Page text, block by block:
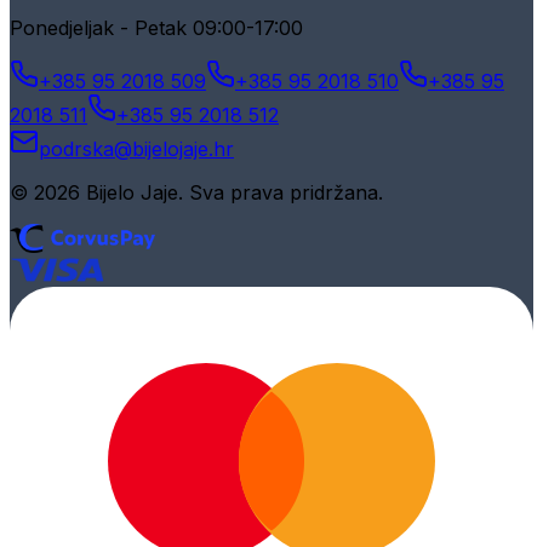
Ponedjeljak - Petak 09:00-17:00
+385 95 2018 509 +385 95 2018 510
+385 95
2018 511
+385 95 2018 512
podrska@bijelojaje.hr
© 2026 Bijelo Jaje. Sva prava pridržana.